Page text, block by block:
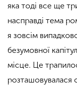
яка тоді все ще
насправді тема
я зовсім
безумовної
місце. Це
розташовувалася